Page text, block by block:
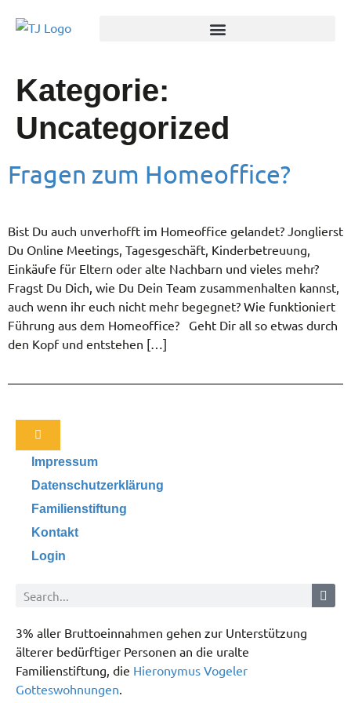
Kategorie:
Uncategorized
Fragen zum Homeoffice?
Bist Du auch unverhofft im Homeoffice gelandet? Jonglierst
Du Online Meetings, Tagesgeschäft, Kinderbetreuung,
Einkäufe für Eltern oder alte Nachbarn und vieles mehr?
Fragst Du Dich, wie Du Dein Team zusammenhalten kannst,
auch wenn ihr euch nicht mehr begegnet? Wie funktioniert
Führung aus dem Homeoffice? Geht Dir all so etwas durch
den Kopf und entstehen […]
Impressum
Datenschutzerklärung
Familienstiftung
Kontakt
Login
3% aller Bruttoeinnahmen gehen zur Unterstützung
älterer bedürftiger Personen an die uralte
Familienstiftung, die Hieronymus Vogeler
Gotteswohnungen.